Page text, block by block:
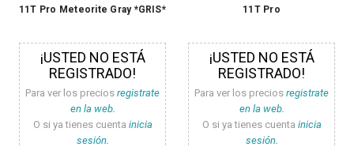
11T Pro Meteorite Gray *GRIS*
¡USTED NO ESTÁ
REGISTRADO!
Para ver los precios registrate
en la web.
O si ya tienes cuenta inicia
sesión.
11T Pro
¡USTED NO ESTÁ
REGISTRADO!
Para ver los precios registrate
en la web.
O si ya tienes cuenta inicia
sesión.